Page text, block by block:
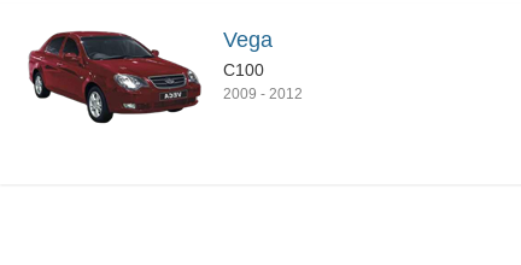
Vega
C100
2009 - 2012